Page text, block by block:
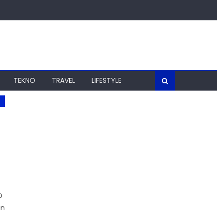
TEKNO TRAVEL LIFESTYLE